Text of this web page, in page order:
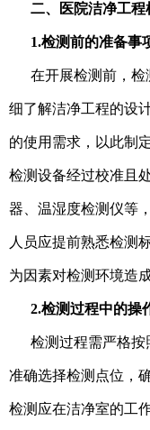
二、医院洁净工
1.检测前的准备事
在开展检测前，
细了解洁净工程的设
的使用需求，以此制
检测设备经过校准且
器、温湿度检测仪等
人员应提前熟悉检测
为因素对检测环境造
2.检测过程中的操
检测过程需严格
准确选择检测点位，
检测应在洁净室的工